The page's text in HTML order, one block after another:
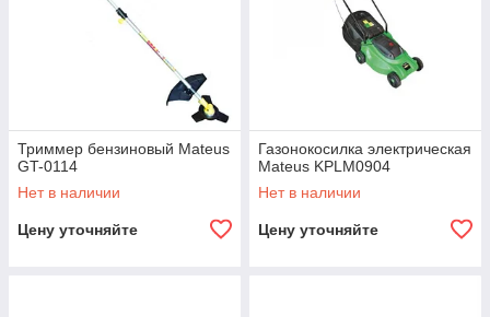
Триммер бензиновый Mateus
GT-0114
Нет в наличии
Цену уточняйте
Газонокосилка электрическая
Mateus KPLM0904
Нет в наличии
Цену уточняйте